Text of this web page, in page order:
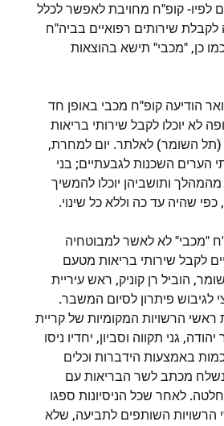
לפיו- קופ"ח מחויבת לאפשר לכלל
שירותים רפואיים בביה"ח
כן, "מכבי" תישא בהוצאות
הודיעה קופ"ח מכבי באופן חד
לא יוכלו לקבל שירותי בריאות
(תל השומר) לאלתר. יום למחרת,
הערים השכנות לגבעתיים; בני
מהמהלך ותושביהן יוכלו להמשיך
שהיה עד כה וללא כל שינוי.
"מכבי" לא לאשר למבוטחיה
לקבל שירותי בריאות מטעם
הוביל רן קוניק, ראש עיריית
לגיבוש פיתרון לסיום המשבר.
ראשי הרשויות המקומיות של קריית
יהודה, גני תקווה וסביון, יחדיו ניסו
באמצעות הידברות וכלים
נשלח מכתב לשר הבריאות עם
לאחר שכל הניסיונות ספגו
הרשויות השותפים לתביעה, שלא